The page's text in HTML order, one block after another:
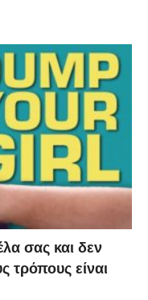
σας και δεν
τρόπους είναι